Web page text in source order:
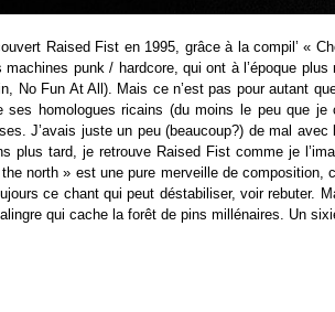
Raised Fist en 1995, grâce à la compil’ «
machines punk / hardcore, qui ont à l’époque
No Fun At All). Mais ce n’est pas pour autant
ses homologues ricains (du moins le peu que
J’avais juste un peu (beaucoup?) de mal
plus tard, je retrouve Raised Fist comme je
north » est une pure merveille de composition,
ce chant qui peut déstabiliser, voir rebuter.
qui cache la forêt de pins millénaires. Un